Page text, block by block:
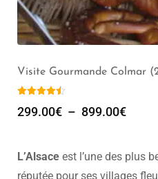
Réservez votre guide à
1 à 30 pers
499.00€ 699.00€
L’Alsace est l’une des plus
réputée pour ses villages